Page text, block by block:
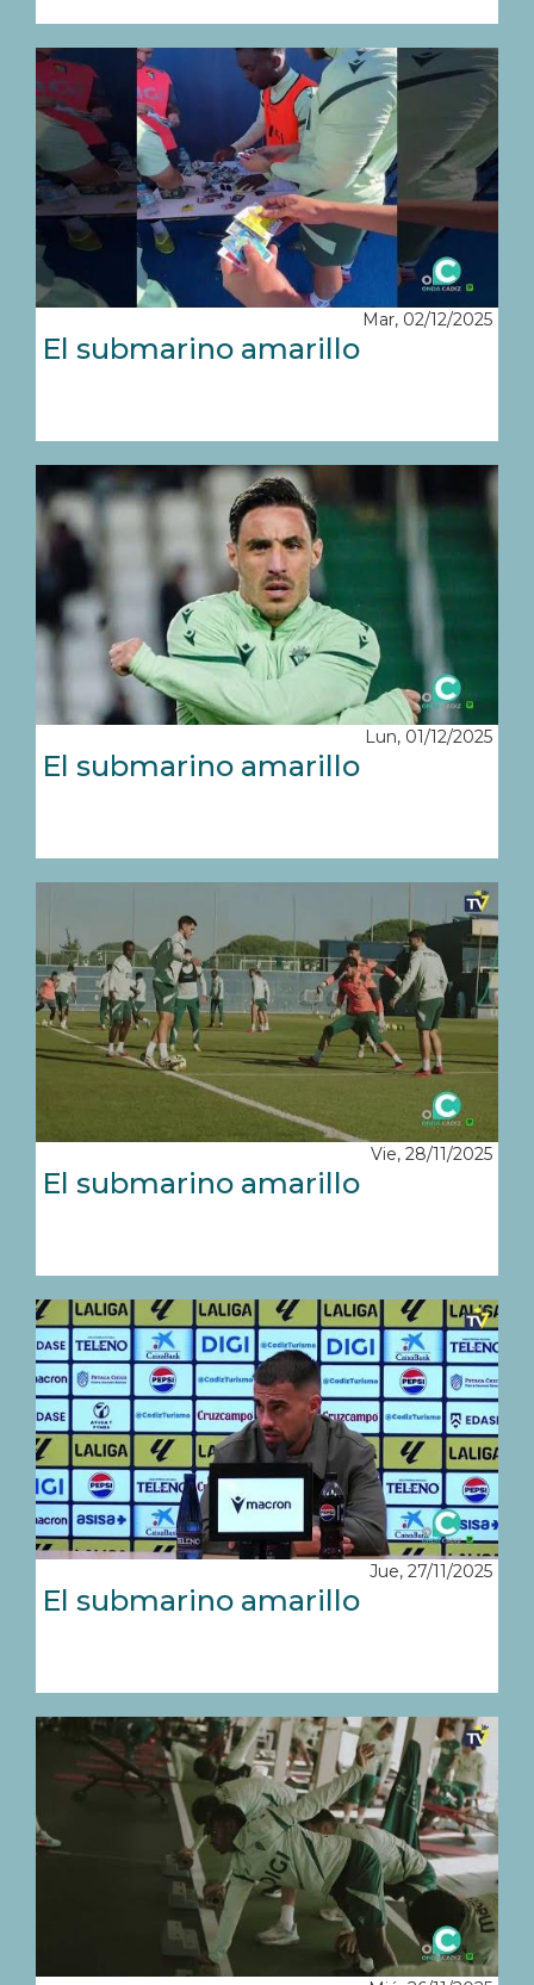
Mar, 02/12/2025
El submarino amarillo
Lun, 01/12/2025
El submarino amarillo
Vie, 28/11/2025
El submarino amarillo
Jue, 27/11/2025
El submarino amarillo